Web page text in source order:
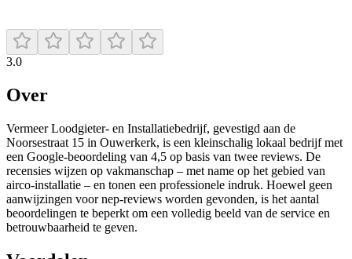
3.0
Over
Vermeer Loodgieter‑ en Installatiebedrijf, gevestigd aan de
Noorsestraat 15 in Ouwerkerk, is een kleinschalig lokaal bedrijf met
een Google‑beoordeling van 4,5 op basis van twee reviews. De
recensies wijzen op vakmanschap – met name op het gebied van
airco‑installatie – en tonen een professionele indruk. Hoewel geen
aanwijzingen voor nep‑reviews worden gevonden, is het aantal
beoordelingen te beperkt om een volledig beeld van de service en
betrouwbaarheid te geven.